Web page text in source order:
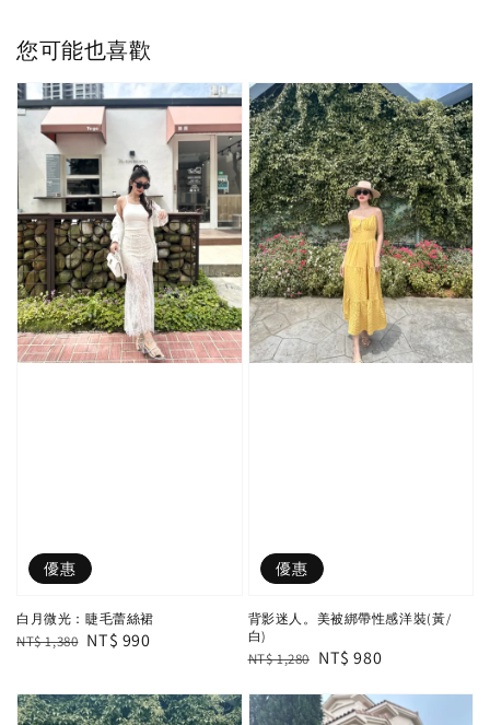
您可能也喜歡
優惠
白月微光：睫毛蕾絲裙
Regular
NT$ 1,380 Sale
NT$ 990
優惠
背影迷人。美被綁帶性感洋裝(黃/
白)
Regular
NT$ 1,280 Sale
NT$ 980